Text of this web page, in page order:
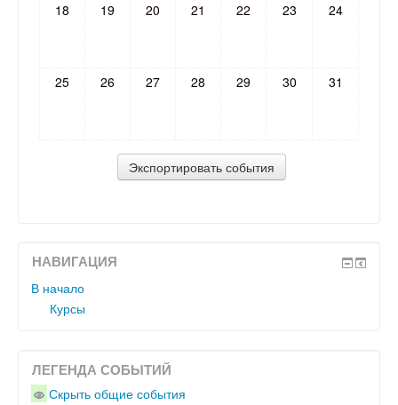
18 19 20 21 22 23 24
25 26 27 28 29 30 31
НАВИГАЦИЯ
В начало
Курсы
ЛЕГЕНДА СОБЫТИЙ
Скрыть общие события